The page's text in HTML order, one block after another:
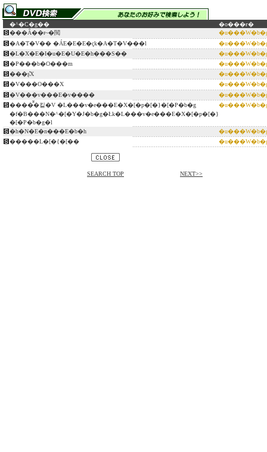
�^�C�g��
�o���ғ�
���Ȃ��ɍ~�閲
�A�T�V�� �ÁE�E�E�ҁk�A�T�V���l
�L�X�E�I�u�E�U�E�h���S��
�P���b�O���m
���ʂ̊X
�V���O���X
�V���v���E�v����
����̂͂�킽�V �L���v�e���E�X�[�p�[�}�[�P�b�g
�f�B���N�^�[�Y�J�b�g�Łk�L���v�e���E�X�[�p�[�}
�[�P�b�g�l
�h�N�E�n���E�b�h
�����L�[�{�[��
SEARCH TOP NEXT>>